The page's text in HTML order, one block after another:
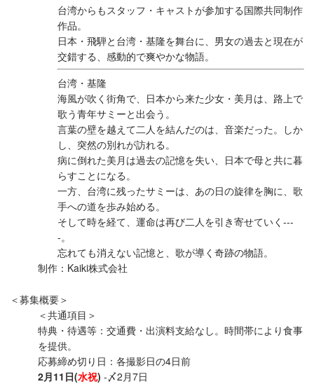
台湾からもスタッフ・キャストが参加する国際共同制作
作品。
日本・飛騨と台湾・基隆を舞台に、男女の過去と現在が
交錯する、感動的で爽やかな物語。
台湾・基隆
海風が吹く街角で、日本から来た少女・美月は、路上で
歌う青年サミーと出会う。
言葉の壁を越えて二人を結んだのは、音楽だった。しか
し、突然の別れが訪れる。
病に倒れた美月は過去の記憶を失い、日本で母と共に暮
らすことになる。
一方、台湾に残ったサミーは、あの日の旋律を胸に、歌
手への道を歩み始める。
そして時を経て、運命は再び二人を引き寄せていく---
-。
忘れても消えない記憶と、歌が導く奇跡の物語。
制作：Kaiki株式会社
＜募集概要＞
＜共通項目＞
特典・待遇等：交通費・出演料支給なし。時間帯により食事
を提供。
応募締め切り日：各撮影日の4日前
2月11日(水祝) -〆2月7日